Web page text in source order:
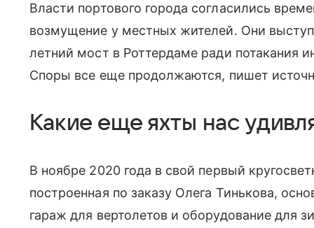
Власти портового города согласились
возмущение у местных жителей. Они
летний мост в Роттердаме ради потакания
Споры все еще продолжаются, пишет
Какие еще яхты нас
В ноябре 2020 года в свой первый
построенная по заказу Олега Тинькова,
гараж для вертолетов и оборудование для